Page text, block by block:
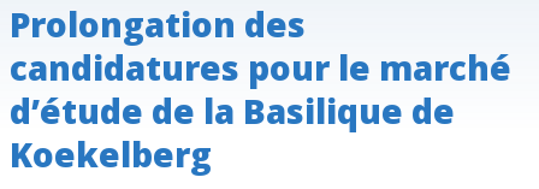
Prolongation des
candidatures pour le marché
d’étude de la Basilique de
Koekelberg